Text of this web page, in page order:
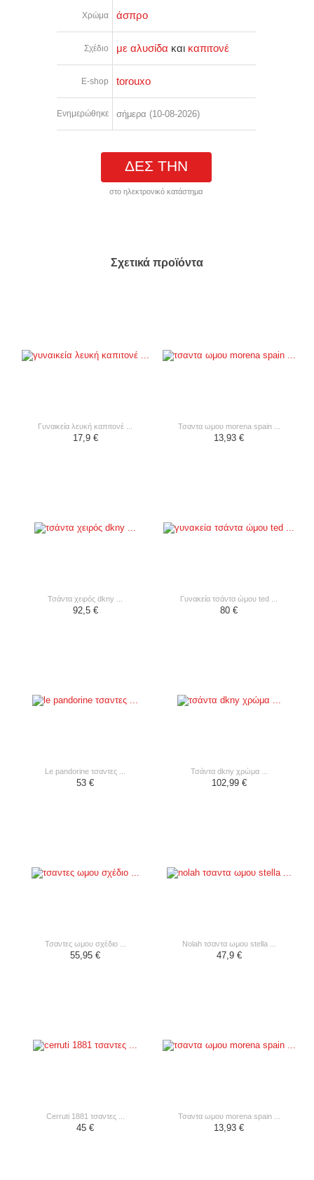
Χρώμα άσπρο
Σχέδιο με αλυσίδα και καπιτονέ
E-shop torouxo
Ενημερώθηκε σήμερα (10-08-2026)
ΔΕΣ ΤΗΝ
στο ηλεκτρονικό κατάστημα
Σχετικά προϊόντα
γυναικεία λευκή καπιτονέ ...
17,9 €
τσαντα ωμου morena spain ...
13,93 €
τσάντα χειρός dkny ...
92,5 €
γυνακεία τσάντα ώμου ted ...
80 €
le pandorine τσαντες ...
53 €
τσάντα dkny χρώμα ...
102,99 €
τσαντες ωμου σχέδιο ...
55,95 €
nolah τσαντα ωμου stella ...
47,9 €
cerruti 1881 τσαντες ...
45 €
τσαντα ωμου morena spain ...
13,93 €